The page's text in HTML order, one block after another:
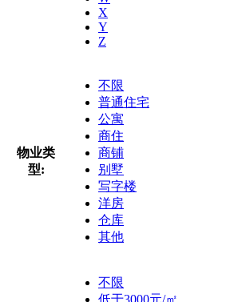
X
Y
Z
物业类
型:
不限
普通住宅
公寓
商住
商铺
别墅
写字楼
洋房
仓库
其他
不限
低于3000元/㎡